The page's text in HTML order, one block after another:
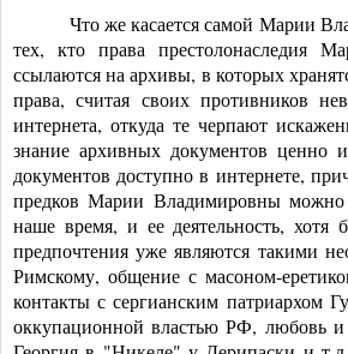
Что же касается самой Марии
тех, кто права престолонаследия
ссылаются на архивы, в которых
права, считая своих противников
интернета, откуда те черпают
знание архивных документов ценно
документов доступно в интернете,
предков Марии Владимировны можно
наше время, и ее деятельность,
предпочтения уже являются такими
Римскому, общение с масоном-
контакты с сергианским патриархом
оккупационной властью РФ, любовь